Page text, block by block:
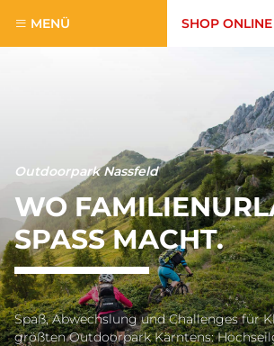
MENÜ SHOP ONLINE
Outdoorpark Nassfeld
WO
SPASS MACHT.
Spaß, Abwechslung und Challenges für
größten Outdoorpark Kärntens: